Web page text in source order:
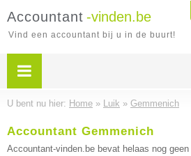
Accountant -vinden.be
Vind een accountant bij u in de buurt!
U bent nu hier: Home » Luik » Gemmenich
Accountant Gemmenich
Accountant-vinden.be bevat helaas nog geen